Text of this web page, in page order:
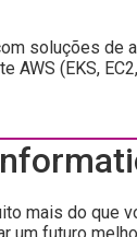
soluções de
AWS (EKS,
mais do que